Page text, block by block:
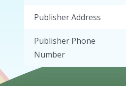
Publisher Address
Publisher Phone
Number